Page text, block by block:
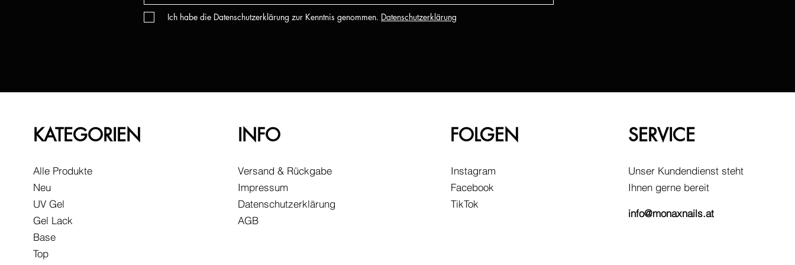
Ich habe die Datenschutzerklärung zur Kenntnis genommen. Datenschutzerklärung
KATEGORIEN
Alle Produkte
Neu
UV Gel
Gel Lack
Base
Top
INFO
Versand & Rückgabe
Impressum
Datenschutzerklärung
AGB
FOLGEN
Instagram
Facebook
TikTok
SERVICE
Unser Kundendienst steht
Ihnen gerne bereit
info@monaxnails.at